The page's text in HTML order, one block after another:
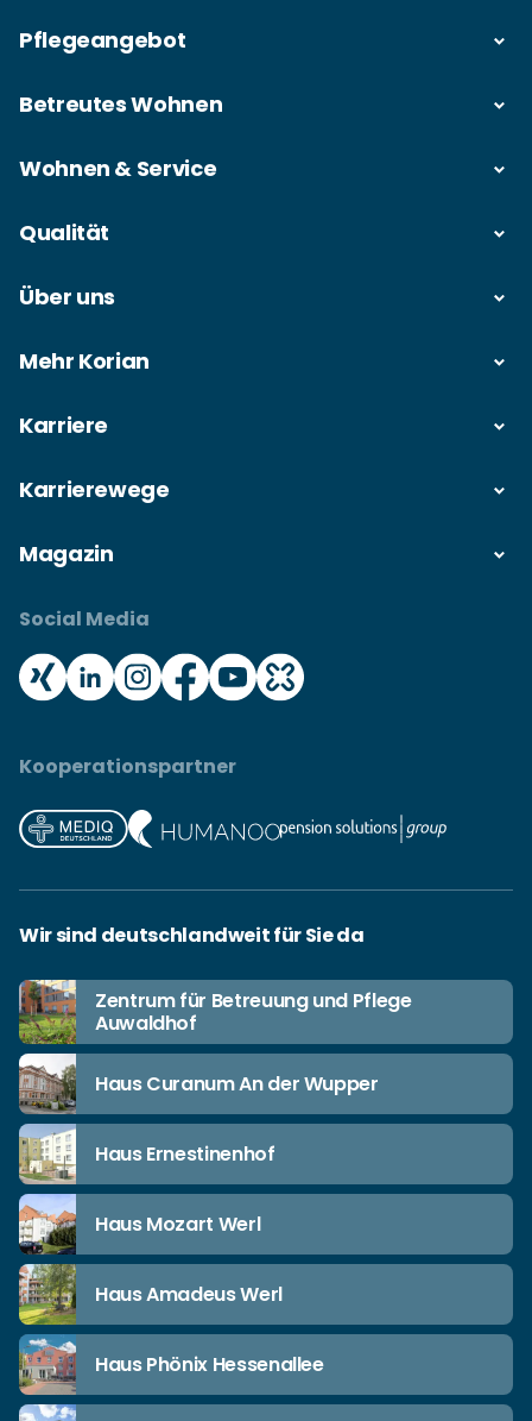
Pflegeangebot
Betreutes Wohnen
Wohnen & Service
Qualität
Über uns
Mehr Korian
Karriere
Karrierewege
Magazin
Social Media
Kooperationspartner
Wir sind deutschlandweit für Sie da
Zentrum für Betreuung und Pflege
Auwaldhof
Haus Curanum An der Wupper
Haus Ernestinenhof
Haus Mozart Werl
Haus Amadeus Werl
Haus Phönix Hessenallee